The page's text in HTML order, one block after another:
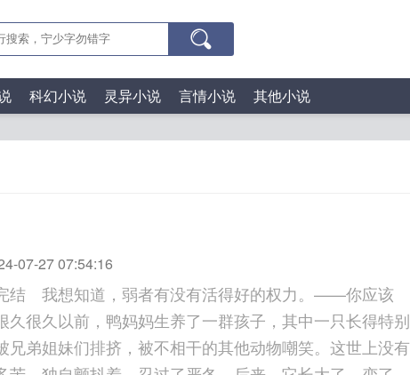
科幻小说 灵异小说 言情小说 其他小说
07-27 07:54:16
结 我想知道，弱者有没有活得好的权力。——你应该
久很久以前，鸭妈妈生养了一群孩子，其中一只长得特别
兄弟姐妹们排挤，被不相干的其他动物嘲笑。这世上没有